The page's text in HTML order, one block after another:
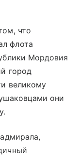
что
флота
Мордовия
город
великому
они